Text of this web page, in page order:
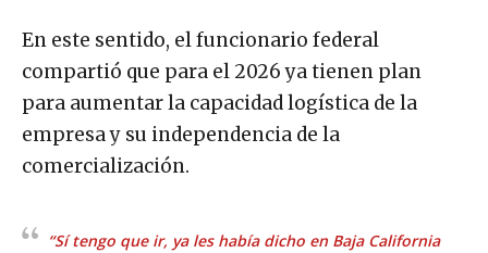
En este sentido, el funcionario federal
compartió que para el 2026 ya tienen plan
para aumentar la capacidad logística de la
empresa y su independencia de la
comercialización.
“Sí tengo que ir, ya les había dicho en Baja California